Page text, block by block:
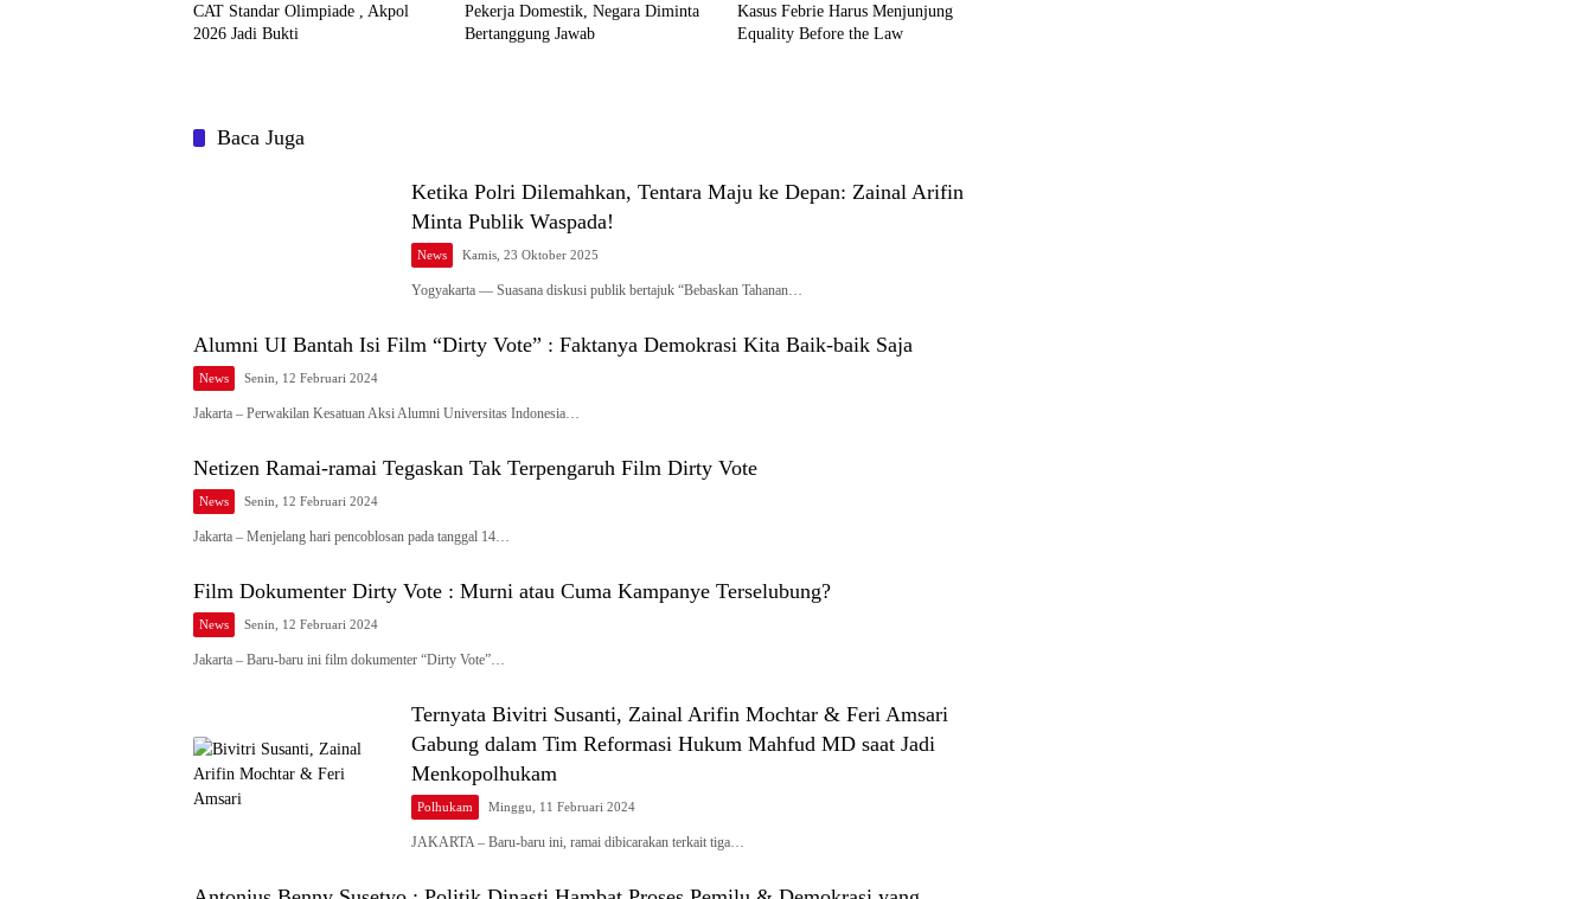
CAT Standar Olimpiade , Akpol
2026 Jadi Bukti
Pekerja Domestik, Negara Diminta
Bertanggung Jawab
Kasus Febrie Harus Menjunjung
Equality Before the Law
Baca Juga
Ketika Polri Dilemahkan, Tentara Maju ke Depan: Zainal Arifin
Minta Publik Waspada!
News Kamis, 23 Oktober 2025
Yogyakarta — Suasana diskusi publik bertajuk “Bebaskan Tahanan…
Alumni UI Bantah Isi Film “Dirty Vote” : Faktanya Demokrasi Kita Baik-baik Saja
News Senin, 12 Februari 2024
Jakarta – Perwakilan Kesatuan Aksi Alumni Universitas Indonesia…
Netizen Ramai-ramai Tegaskan Tak Terpengaruh Film Dirty Vote
News Senin, 12 Februari 2024
Jakarta – Menjelang hari pencoblosan pada tanggal 14…
Film Dokumenter Dirty Vote : Murni atau Cuma Kampanye Terselubung?
News Senin, 12 Februari 2024
Jakarta – Baru-baru ini film dokumenter “Dirty Vote”…
Ternyata Bivitri Susanti, Zainal Arifin Mochtar & Feri Amsari
Gabung dalam Tim Reformasi Hukum Mahfud MD saat Jadi
Menkopolhukam
Polhukam Minggu, 11 Februari 2024
JAKARTA – Baru-baru ini, ramai dibicarakan terkait tiga…